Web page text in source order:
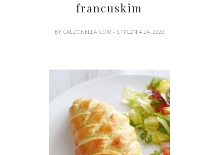
francuskim
BY CALZONELLA.COM - STYCZNIA 24, 2020